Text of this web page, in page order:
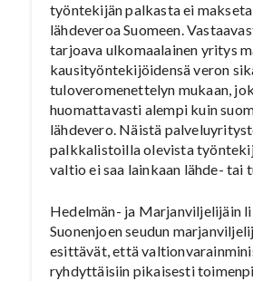
työntekijän palkasta ei
lähdeveroa Suomeen.
tarjoava ulkomaalainen yritys
kausityöntekijöidensä veron
tuloveromenettelyn mukaan,
huomattavasti alempi kuin
lähdevero. Näistä
palkkalistoilla olevista
valtio ei saa lainkaan lähde- tai
Hedelmän- ja Marjanviljelijäin
Suonenjoen seudun
esittävät, että
ryhdyttäisiin pikaisesti